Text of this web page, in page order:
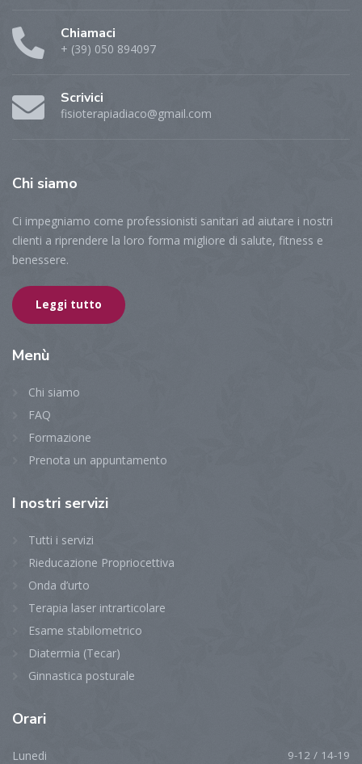
Chiamaci
+ (39) 050 894097
Scrivici
fisioterapiadiaco@gmail.com
Chi siamo
Ci impegniamo come professionisti sanitari ad aiutare i nostri
clienti a riprendere la loro forma migliore di salute, fitness e
benessere.
Leggi tutto
Menù
Chi siamo
FAQ
Formazione
Prenota un appuntamento
I nostri servizi
Tutti i servizi
Rieducazione Propriocettiva
Onda d’urto
Terapia laser intrarticolare
Esame stabilometrico
Diatermia (Tecar)
Ginnastica posturale
Orari
Lunedi 9-12 / 14-19